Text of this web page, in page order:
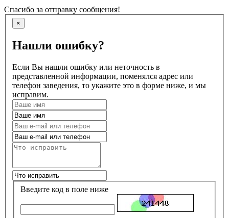
Спасибо за отправку сообщения!
×
Нашли ошибку?
Если Вы нашли ошибку или неточность в
представленной информации, поменялся адрес или
телефон заведения, то укажите это в форме ниже, и мы
исправим.
Введите код в поле ниже